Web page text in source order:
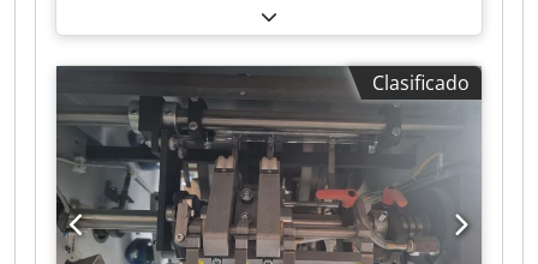
construcción 2013 Codot Iyhzjpfx Ag Esrf
Clasificado